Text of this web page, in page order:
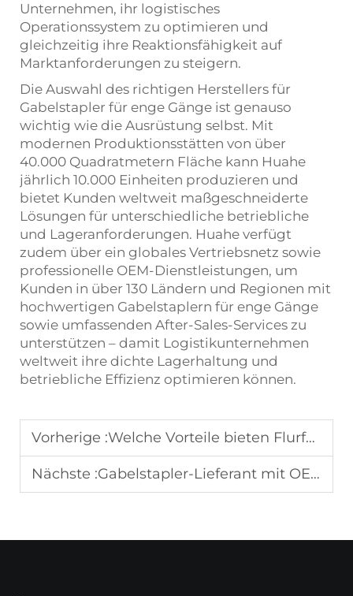
Unternehmen, ihr logistisches
Operationssystem zu optimieren und
gleichzeitig ihre Reaktionsfähigkeit auf
Marktanforderungen zu steigern.
Die Auswahl des richtigen Herstellers für
Gabelstapler für enge Gänge ist genauso
wichtig wie die Ausrüstung selbst. Mit
modernen Produktionsstätten von über
40.000 Quadratmetern Fläche kann Huahe
jährlich 10.000 Einheiten produzieren und
bietet Kunden weltweit maßgeschneiderte
Lösungen für unterschiedliche betriebliche
und Lageranforderungen. Huahe verfügt
zudem über ein globales Vertriebsnetz sowie
professionelle OEM-Dienstleistungen, um
Kunden in über 130 Ländern und Regionen mit
hochwertigen Gabelstaplern für enge Gänge
sowie umfassenden After-Sales-Services zu
unterstützen – damit Logistikunternehmen
weltweit ihre dichte Lagerhaltung und
betriebliche Effizienz optimieren können.
Vorherige :Welche Vorteile bieten Flurförderzeuge mit Flüssiggasantrieb (LPG) für die Logistik?
Nächste :Gabelstapler-Lieferant mit OEM-Kundendienst